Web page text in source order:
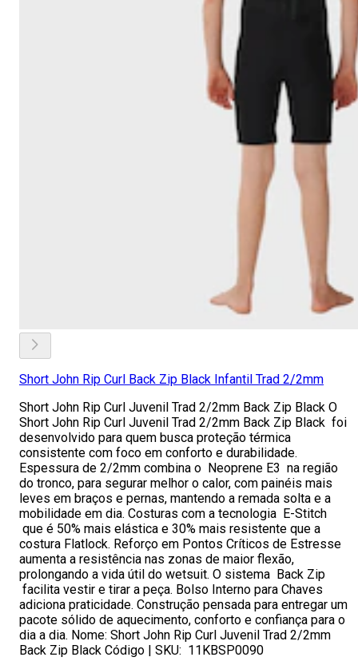
Short John Rip Curl Back Zip Black Infantil Trad 2/2mm
Short John Rip Curl Juvenil Trad 2/2mm Back Zip Black O
Short John Rip Curl Juvenil Trad 2/2mm Back Zip Black foi
desenvolvido para quem busca proteção térmica
consistente com foco em conforto e durabilidade.
Espessura de 2/2mm combina o Neoprene E3 na região
do tronco, para segurar melhor o calor, com painéis mais
leves em braços e pernas, mantendo a remada solta e a
mobilidade em dia. Costuras com a tecnologia E-Stitch
que é 50% mais elástica e 30% mais resistente que a
costura Flatlock. Reforço em Pontos Críticos de Estresse
aumenta a resistência nas zonas de maior flexão,
prolongando a vida útil do wetsuit. O sistema Back Zip
facilita vestir e tirar a peça. Bolso Interno para Chaves
adiciona praticidade. Construção pensada para entregar um
pacote sólido de aquecimento, conforto e confiança para o
dia a dia. Nome: Short John Rip Curl Juvenil Trad 2/2mm
Back Zip Black Código | SKU: 11KBSP0090